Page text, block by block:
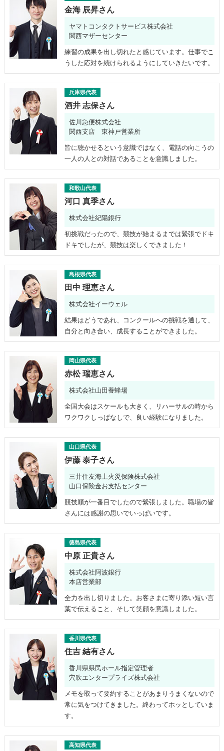
金海 辰昇さん
ヤマトコンタクトサービス株式会社
関西マザーセンター
練習の成果を出し切れたと感じています。仕事でこ
うした応対を続けられるようにしていきたいです。
兵庫県代表
酒井 志保さん
佐川急便株式会社
関西支店 東神戸営業所
皆に聴かせるという意識ではなく、電話の向こうの
一人の人との対話であることを意識しました。
和歌山代表
河口 真季さん
株式会社紀陽銀行
初挑戦だったので、競技が始まるまでは緊張でドキ
ドキでしたが、競技は楽しくできました！
島根県代表
田中 理恵さん
株式会社イーウェル
結果はどうであれ、コンクールへの挑戦を通して、
自分と向き合い、成長することができました。
岡山県代表
赤松 瑞恵さん
株式会社山田養蜂場
全国大会はスケールも大きく、リハーサルの時から
ワクワクしっぱなしで、良い経験になりました。
山口県代表
伊藤 泰子さん
三井住友海上火災保険株式会社
山口保険金お支払センター
競技順が一番目でしたので緊張しました。職場の皆
さんには感謝の思いでいっぱいです。
徳島県代表
中原 正貴さん
株式会社阿波銀行
本店営業部
全力を出し切りました。お客さまに寄り添い短い言
葉で伝えること、そして笑顔を意識しました。
香川県代表
住吉 結有さん
香川県県民ホール指定管理者
穴吹エンタープライズ株式会社
メモを取って要約することがあまりうまくないので
常に気をつけてきました。終わってホッとしていま
す。
高知県代表